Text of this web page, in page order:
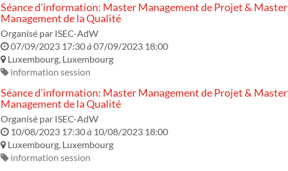
Séance d'information: Master Management de Projet & Master
Management de la Qualité
Organisé par ISEC-AdW
07/09/2023 17:30à07/09/2023 18:00
Luxembourg, Luxembourg
information session
Séance d'information: Master Management de Projet & Master
Management de la Qualité
Organisé par ISEC-AdW
10/08/2023 17:30à 10/08/2023 18:00
Luxembourg, Luxembourg
information session